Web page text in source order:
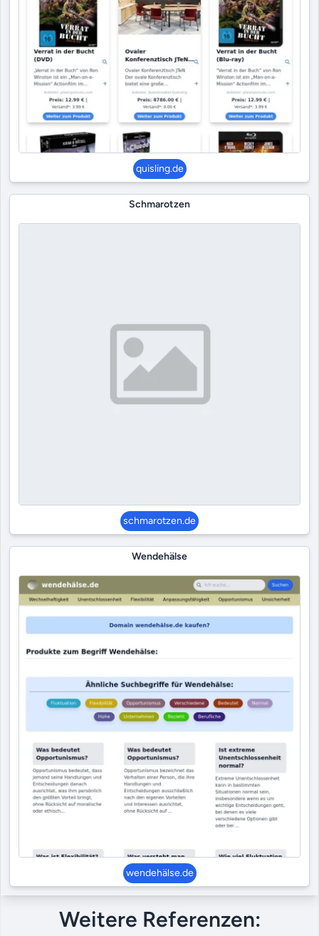
quisling.de
Schmarotzen
schmarotzen.de
Wendehälse
wendehälse.de
Weitere Referenzen: